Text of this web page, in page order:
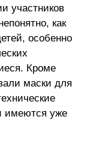
участников
как
особенно
Кроме
маски для
имеются уже